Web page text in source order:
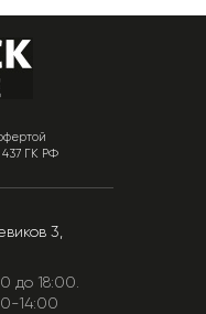
437 ГК РФ
3,
до 18:00.
14:00